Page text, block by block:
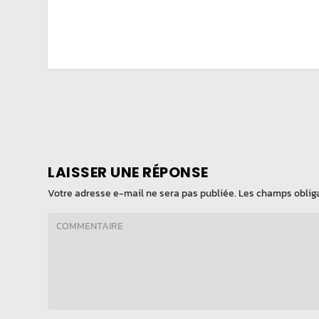
LAISSER UNE RÉPONSE
Votre adresse e-mail ne sera pas publiée. Les champs